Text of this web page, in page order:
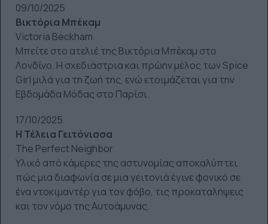
09/10/2025
Βικτόρια Μπέκαμ
Victoria Beckham
Μπείτε στο ατελιέ της Βικτόρια Μπέκαμ στο
Λονδίνο. Η σχεδιάστρια και πρώην μέλος των Spice
Girl μιλά για τη ζωή της, ενώ ετοιμάζεται για την
Εβδομάδα Μόδας στο Παρίσι.
17/10/2025
Η Τέλεια Γειτόνισσα
The Perfect Neighbor
Υλικό από κάμερες της αστυνομίας αποκαλύπτει
πώς μια διαφωνία σε μια γειτονιά έγινε φονικό σε
ένα ντοκιμαντέρ για τον φόβο, τις προκαταλήψεις
και τον νόμο της Αυτοάμυνας.